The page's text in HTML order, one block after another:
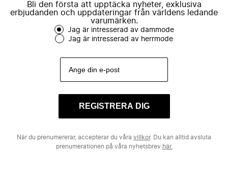
Bli den första att upptäcka nyheter, exklusiva
erbjudanden och uppdateringar från världens ledande
varumärken.
Jag är intresserad av dammode
Jag är intresserad av herrmode
REGISTRERA DIG
När du prenumererar, accepterar du våra villkor. Du kan alltid avsluta
prenumerationen på våra nyhetsbrev här.